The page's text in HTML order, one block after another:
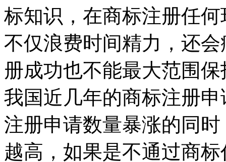
标知识，在商标注册任
不仅浪费时间精力，还
册成功也不能最大范围
我国近几年的商标注册
注册申请数量暴涨的同
越高，如果是不通过商